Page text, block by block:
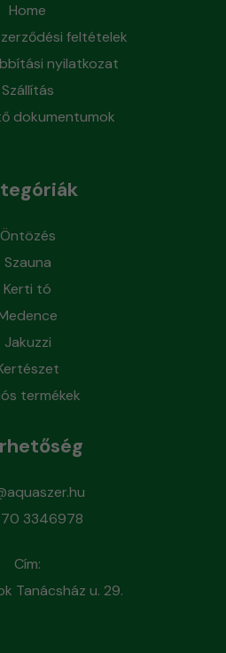
Home
feltételek
nyilatkozat
Szállítás
dokumentumok
Öntözés
Szauna
Kerti tó
Jakuzzi
termékek
3346978
Cím:
Tanácsház u. 29.